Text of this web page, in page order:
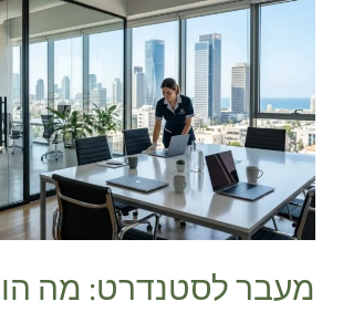
מעבר לסטנדרט: מה